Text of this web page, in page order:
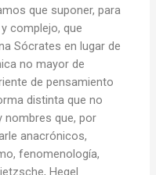
que suponer, para
complejo, que
Sócrates en lugar de
no mayor de
de pensamiento
distinta que no
nombres que, por
anacrónicos,
fenomenología,
Hegel